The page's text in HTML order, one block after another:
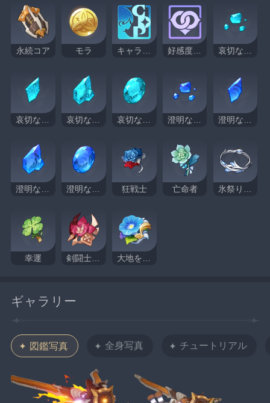
永続コア モラ キャラクター経験値 好感度経験値 哀切なアイスクリスタル・砕屑
狂戦士 亡命者
幸運
ギャラリー
図鑑写真 全身写真 チュートリアル